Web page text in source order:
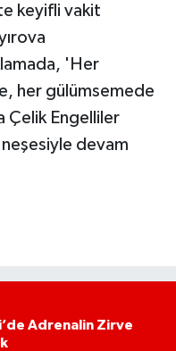
keyifli vakit
'Her
her gülümsemede
Çelik Engelliler
devam
Adrenalin Zirve